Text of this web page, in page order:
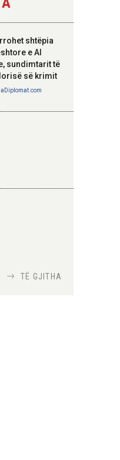
me
të lartë të
i
për
shtëpia
e Al
sundimtarit të
së krimit
TË GJITHA